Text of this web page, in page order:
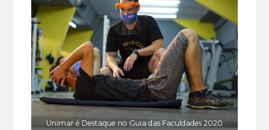
Unimar é Destaque no Guia das Faculdades 2020